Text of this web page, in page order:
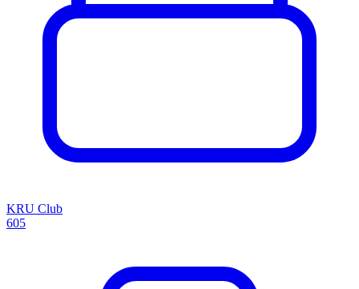
KRU Club
605